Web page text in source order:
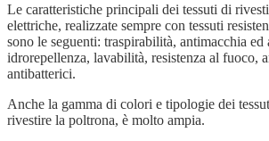
Le caratteristiche principali dei tessuti di
elettriche, realizzate sempre con tessuti
sono le seguenti: traspirabilità, antimacchia ed
idrorepellenza, lavabilità, resistenza al fuoco,
antibatterici.
Anche la gamma di colori e tipologie dei
rivestire la poltrona, è molto ampia.